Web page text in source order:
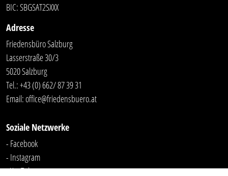
BIC: SBGSAT2SXXX
Adresse
Friedensbüro Salzburg
Lasserstraße 30/3
5020 Salzburg
Tel.:+43 (0) 662/ 87 39 31
Email:office@friedensbuero.at
Soziale Netzwerke
- Facebook
- Instagram
- YouTube